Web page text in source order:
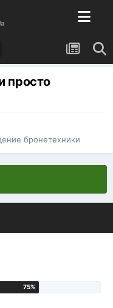
просто
бронетехники